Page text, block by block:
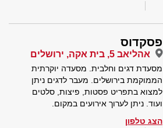
פסקדוס
אהליאב 5, בית אקה, ירושלים
מסעדת דגים וחלבית. מסעדה יוקרתית
הממוקמת בירושלים. מעבר לדגים ניתן
למצוא בתפריט פסטות, פיצות, סלטים
ועוד. ניתן לערוך אירועים במקום.
הצג טלפון